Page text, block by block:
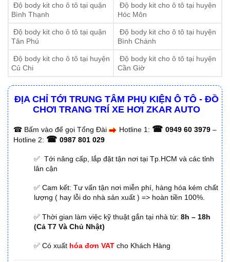
Độ body kit cho ô tô tại quận
Bình Thạnh
Độ body kit cho ô tô tại huyện
Hóc Môn
Độ body kit cho ô tô tại quận
Tân Phú
Độ body kit cho ô tô tại huyện
Bình Chánh
Độ body kit cho ô tô tại huyện
Củ Chi
Độ body kit cho ô tô tại huyện
Cần Giờ
ĐỊA CHỈ TỚI TRUNG TÂM PHỤ KIỆN Ô TÔ - ĐỒ
CHƠI TRANG TRÍ XE HƠI ZKAR AUTO
☎ Bấm vào để gọi Tổng Đài Hotline 1: ☎ 0949 60 3979 –
Hotline 2: ☎ 0987 801 029
✅ Tới nâng cấp, lắp đặt tận nơi tại Tp.HCM và các tỉnh
lân cận
✅ Cam kết: Tư vấn tận nơi miễn phí, hàng hóa kém chất
lượng ( hay lỗi do nhà sản xuất ) => hoàn tiền 100%.
✅ Thời gian làm việc kỹ thuật gắn tại nhà từ: 8h – 18h
(Cả T7 Và Chủ Nhật)
✅ Có xuất hóa đơn VAT cho Khách Hàng